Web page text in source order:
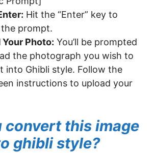
Hit the “Enter” key to
prompt.
Your Photo: You’ll be prompted
the photograph you wish to
into Ghibli style. Follow the
instructions to upload your
convert this image
ghibli style?